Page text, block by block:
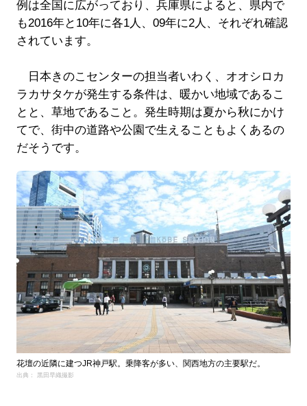
例は全国に広がっており、兵庫県によると、県内で
も2016年と10年に各1人、09年に2人、それぞれ確認
されています。
日本きのこセンターの担当者いわく、オオシロカ
ラカサタケが発生する条件は、暖かい地域であるこ
とと、草地であること。発生時期は夏から秋にかけ
てで、街中の道路や公園で生えることもよくあるの
だそうです。
花壇の近隣に建つJR神戸駅。乗降客が多い、関西地方の主要駅だ。
出典： 黒田早織撮影